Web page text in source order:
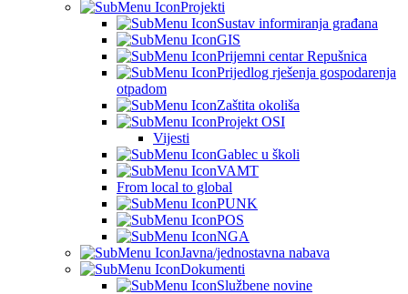
Projekti
Sustav informiranja građana
GIS
Prijemni centar Repušnica
Prijedlog rješenja gospodarenja
otpadom
Zaštita okoliša
Projekt OSI
Vijesti
Gablec u školi
VAMT
From local to global
PUNK
POS
NGA
Javna/jednostavna nabava
Dokumenti
Službene novine